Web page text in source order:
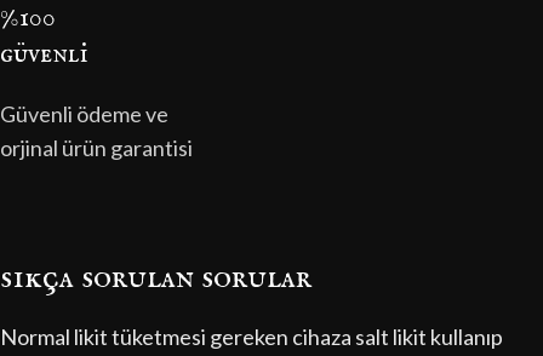
%100
güvenli̇
Güvenli ödeme ve
orjinal ürün garantisi
sıkça sorulan sorular
Normal likit tüketmesi gereken cihaza salt likit kullanıp